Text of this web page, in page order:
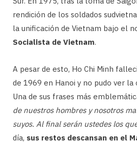
rendición de los soldados
la unificación de Vietnam bajo el
Socialista de Vietnam.
A pesar de esto, Ho Chi Minh
de 1969 en Hanoi y no pudo ver la
Una de sus frases más
de nuestros hombres y nosotros
suyos. Al final serán ustedes los
día, sus restos descansan en el